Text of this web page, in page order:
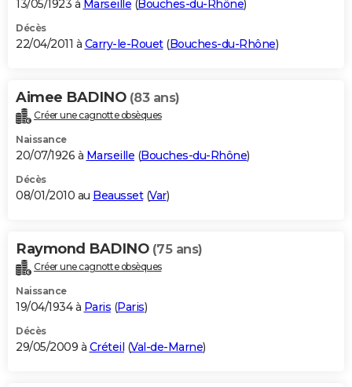
13/05/1923 à Marseille (Bouches-du-Rhône)
Décès
22/04/2011 à Carry-le-Rouet(Bouches-du-Rhône)
Aimee BADINO (83 ans)
Créer une cagnotte obsèques
Naissance
20/07/1926 à Marseille (Bouches-du-Rhône)
Décès
08/01/2010 au Beausset(Var)
Raymond BADINO (75 ans)
Créer une cagnotte obsèques
Naissance
19/04/1934 à Paris (Paris)
Décès
29/05/2009 à Créteil (Val-de-Marne)